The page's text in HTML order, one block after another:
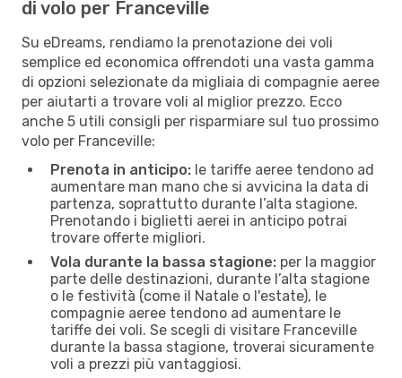
di volo per Franceville
Su eDreams, rendiamo la prenotazione dei voli
semplice ed economica offrendoti una vasta gamma
di opzioni selezionate da migliaia di compagnie aeree
per aiutarti a trovare voli al miglior prezzo. Ecco
anche 5 utili consigli per risparmiare sul tuo prossimo
volo per Franceville:
Prenota in anticipo: le tariffe aeree tendono ad
aumentare man mano che si avvicina la data di
partenza, soprattutto durante l’alta stagione.
Prenotando i biglietti aerei in anticipo potrai
trovare offerte migliori.
Vola durante la bassa stagione: per la maggior
parte delle destinazioni, durante l’alta stagione
o le festività (come il Natale o l'estate), le
compagnie aeree tendono ad aumentare le
tariffe dei voli. Se scegli di visitare Franceville
durante la bassa stagione, troverai sicuramente
voli a prezzi più vantaggiosi.